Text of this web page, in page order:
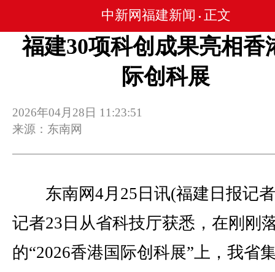
中新网福建新闻 • 正文
福建30项科创成果亮相香
际创科展
2026年04月28日 11:23:51
来源：东南网
东南网4月25日讯(福建日报记
记者23日从省科技厅获悉，在刚刚
的“2026香港国际创科展”上，我省